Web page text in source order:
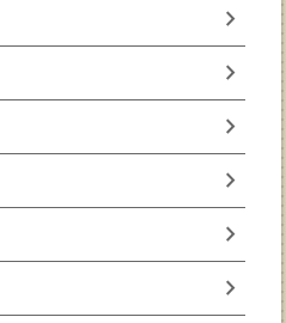
chevron_right
chevron_right
chevron_right
chevron_right
chevron_right
chevron_right